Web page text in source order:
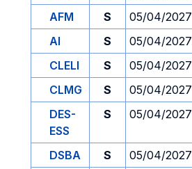
AFM
S 05/04/2027
AI
S 05/04/2027
CLELI
S 05/04/2027
CLMG
S 05/04/2027
DES-
ESS
S 05/04/2027
DSBA S 05/04/2027